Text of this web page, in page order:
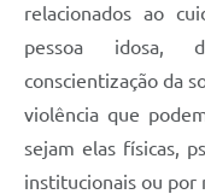
relacionados ao
pessoa idosa,
conscientização da
violência que
sejam elas físicas,
institucionais ou por